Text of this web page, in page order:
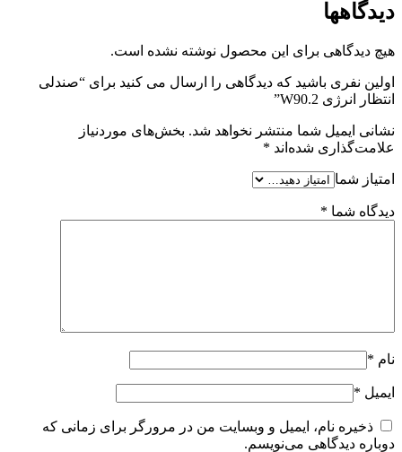
دیدگاهها
هیچ دیدگاهی برای این محصول نوشته نشده است.
اولین نفری باشید که دیدگاهی را ارسال می کنید برای “صندلی
انتظار انرژی W90.2”
نشانی ایمیل شما منتشر نخواهد شد. بخش‌های موردنیاز
علامت‌گذاری شده‌اند *
امتیاز شما
دیدگاه شما *
نام *
ایمیل *
ذخیره نام، ایمیل و وبسایت من در مرورگر برای زمانی که
دوباره دیدگاهی می‌نویسم.